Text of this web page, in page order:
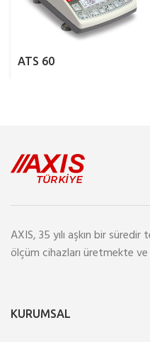
ATS 60
AXIS, 35 yılı aşkın bir
ölçüm cihazları üretmekte
KURUMSAL